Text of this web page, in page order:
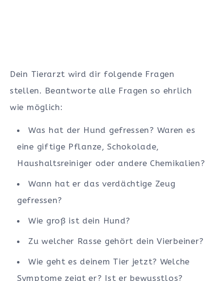
Dein Tierarzt wird dir folgende Fragen
stellen. Beantworte alle Fragen so ehrlich
wie möglich:
Was hat der Hund gefressen? Waren es
eine giftige Pflanze, Schokolade,
Haushaltsreiniger oder andere Chemikalien?
Wann hat er das verdächtige Zeug
gefressen?
Wie groß ist dein Hund?
Zu welcher Rasse gehört dein Vierbeiner?
Wie geht es deinem Tier jetzt? Welche
Symptome zeigt er? Ist er bewusstlos?